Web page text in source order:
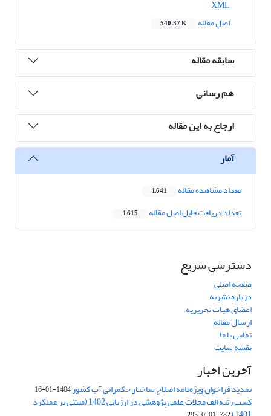
اصل مقاله
540.37 K
سابقه مقاله
هم رسانی
ارجاع به این مقاله
آمار
تعداد مشاهده مقاله 1,641
تعداد دریافت فایل اصل مقاله 1,615
دسترسی سریع
صفحه اصلی
درباره نشریه
اعضای هیات تحریریه
ارسال مقاله
تماس با ما
نقشه سایت
آخرین اخبار
تمدید فراخوان ویژه‌نامه اصلاح ساختار حکمرانی آب کشور1404-01-16
کسب رتبه الف مجلات علمی پژوهشی در ارزیابی 1402 (مبتنی بر عملکرد